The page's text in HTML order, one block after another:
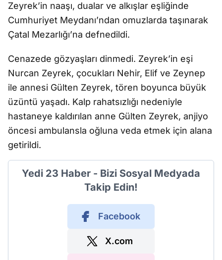
Zeyrek’in naaşı, dualar ve alkışlar eşliğinde
Cumhuriyet Meydanı’ndan omuzlarda taşınarak
Çatal Mezarlığı’na defnedildi.
Cenazede gözyaşları dinmedi. Zeyrek’in eşi
Nurcan Zeyrek, çocukları Nehir, Elif ve Zeynep
ile annesi Gülten Zeyrek, tören boyunca büyük
üzüntü yaşadı. Kalp rahatsızlığı nedeniyle
hastaneye kaldırılan anne Gülten Zeyrek, anjiyo
öncesi ambulansla oğluna veda etmek için alana
getirildi.
Yedi 23 Haber - Bizi Sosyal Medyada
Takip Edin!
Facebook
X.com